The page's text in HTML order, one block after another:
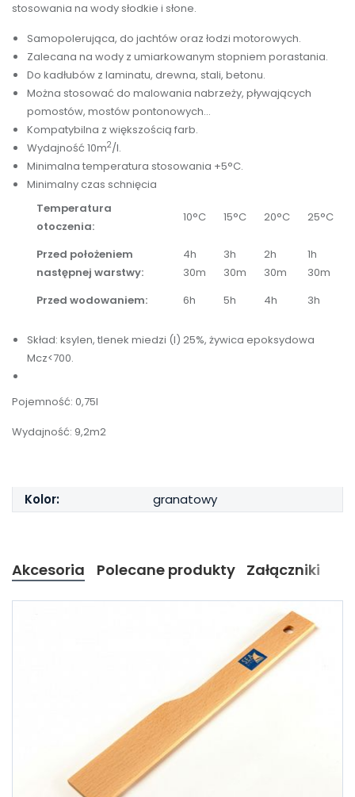
stosowania na wody słodkie i słone.
Samopolerująca, do jachtów oraz łodzi motorowych.
Zalecana na wody z umiarkowanym stopniem porastania.
Do kadłubów z laminatu, drewna, stali, betonu.
Można stosować do malowania nabrzeży, pływających
pomostów, mostów pontonowych...
Kompatybilna z większością farb.
Wydajność 10m2/l.
Minimalna temperatura stosowania +5°C.
Minimalny czas schnięcia
Temperatura
otoczenia:
10°C 15°C 20°C 25°C
Przed położeniem
następnej warstwy:
4h
30m
3h
30m
2h
30m
1h
30m
Przed wodowaniem:
6h 5h 4h 3h
Skład: ksylen, tlenek miedzi (I) 25%, żywica epoksydowa
Mcz<700.
Pojemność: 0,75l
Wydajność: 9,2m2
Kolor: granatowy
Akcesoria Polecane produkty Załączniki